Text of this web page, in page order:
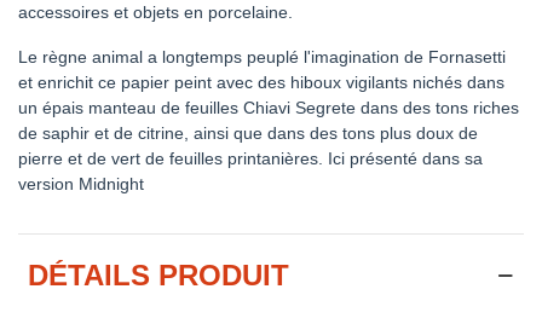
accessoires et objets en porcelaine.
Le règne animal a longtemps peuplé l'imagination de Fornasetti
et enrichit ce papier peint avec des hiboux vigilants nichés dans
un épais manteau de feuilles Chiavi Segrete dans des tons riches
de saphir et de citrine, ainsi que dans des tons plus doux de
pierre et de vert de feuilles printanières. Ici présenté dans sa
version Midnight
DÉTAILS PRODUIT